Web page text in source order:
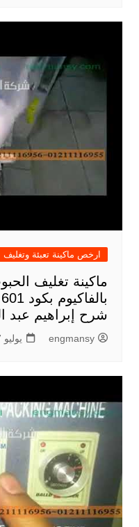
ارخص ماكينة تعبئة وتغليف
ماكينة تغليف
شرح إبراهيم عبد
engmansy يوليو 17, 2019